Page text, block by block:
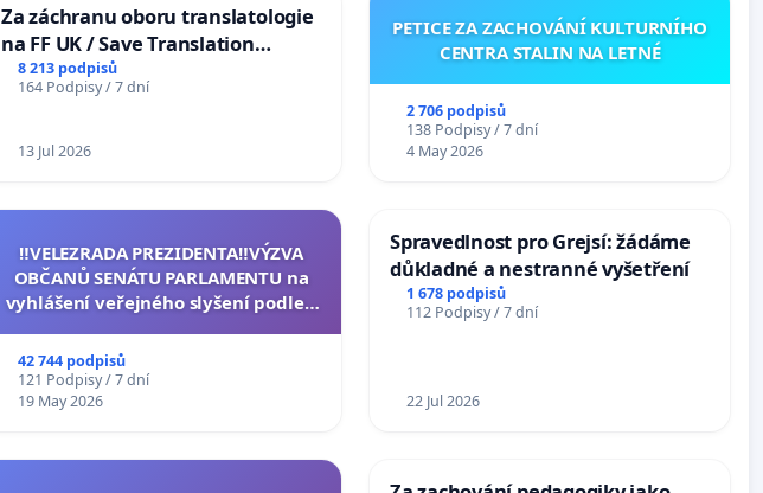
Za záchranu oboru translatologie
na FF UK / Save Translation
Studies at the Faculty of Arts,
Charles University
8 213 podpisů
164 Podpisy / 7 dní
13 Jul 2026
PETICE ZA ZACHOVÁNÍ KULTURNÍHO
CENTRA STALIN NA LETNÉ
2 706 podpisů
138 Podpisy / 7 dní
4 May 2026
‼️VELEZRADA PREZIDENTA‼️VÝZVA
OBČANŮ SENÁTU PARLAMENTU na
vyhlášení veřejného slyšení podle §
na přijetí usnesení k podání ústavní
žaloby na prezidenta republiky
42 744 podpisů
121 Podpisy / 7 dní
19 May 2026
Spravedlnost pro Grejsí: žádáme
důkladné a nestranné vyšetření
1 678 podpisů
112 Podpisy / 7 dní
22 Jul 2026